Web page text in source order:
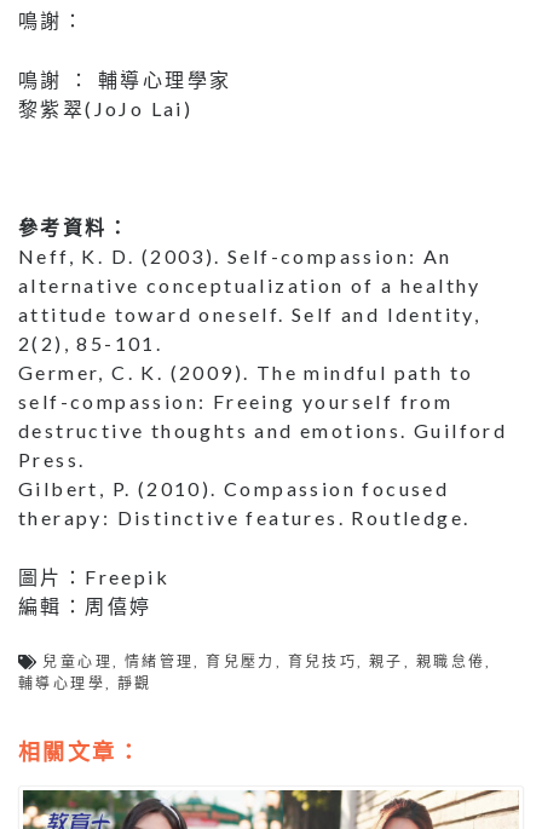
鳴謝：
鳴謝 ： 輔導心理學家
黎紫翠(JoJo Lai)
參考資料：
Neff, K. D. (2003). Self-compassion: An
alternative conceptualization of a healthy
attitude toward oneself. Self and Identity,
2(2), 85-101.
Germer, C. K. (2009). The mindful path to
self-compassion: Freeing yourself from
destructive thoughts and emotions. Guilford
Press.
Gilbert, P. (2010). Compassion focused
therapy: Distinctive features. Routledge.
圖片：Freepik
編輯：周僖婷
兒童心理, 情緒管理,育兒壓力 , 育兒技巧,親子 , 親職怠倦,
輔導心理學, 靜觀
相關文章：